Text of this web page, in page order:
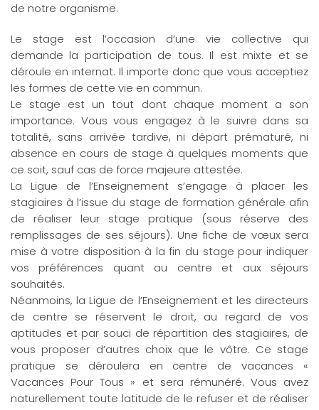
de notre organisme.
Le stage est l’occasion d’une vie collective qui
demande la participation de tous. Il est mixte et se
déroule en internat. Il importe donc que vous acceptiez
les formes de cette vie en commun.
Le stage est un tout dont chaque moment a son
importance. Vous vous engagez à le suivre dans sa
totalité, sans arrivée tardive, ni départ prématuré, ni
absence en cours de stage à quelques moments que
ce soit, sauf cas de force majeure attestée.
La Ligue de l’Enseignement s’engage à placer les
stagiaires à l’issue du stage de formation générale afin
de réaliser leur stage pratique (sous réserve des
remplissages de ses séjours). Une fiche de vœux sera
mise à votre disposition à la fin du stage pour indiquer
vos préférences quant au centre et aux séjours
souhaités.
Néanmoins, la Ligue de l’Enseignement et les directeurs
de centre se réservent le droit, au regard de vos
aptitudes et par souci de répartition des stagiaires, de
vous proposer d’autres choix que le vôtre. Ce stage
pratique se déroulera en centre de vacances «
Vacances Pour Tous » et sera rémunéré. Vous avez
naturellement toute latitude de le refuser et de réaliser